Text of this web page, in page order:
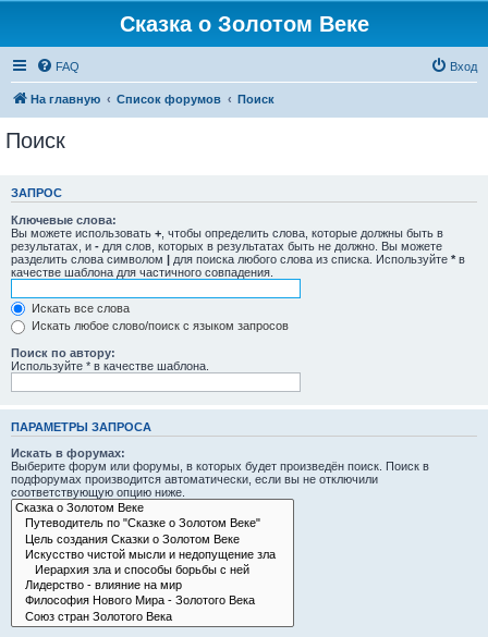
Сказка о Золотом Веке
FAQ Вход
На главную Список форумов Поиск
Поиск
ЗАПРОС
Ключевые слова:
Вы можете использовать + , чтобы определить слова, которые должны быть в
результатах, и - для слов, которых в результатах быть не должно. Вы можете
разделить слова символом | для поиска любого слова из списка. Используйте * в
качестве шаблона для частичного совпадения.
Искать все слова
Искать любое слово/поиск с языком запросов
Поиск по автору:
Используйте * в качестве шаблона.
ПАРАМЕТРЫ ЗАПРОСА
Искать в форумах:
Выберите форум или форумы, в которых будет произведён поиск. Поиск в
подфорумах производится автоматически, если вы не отключили
соответствующую опцию ниже.